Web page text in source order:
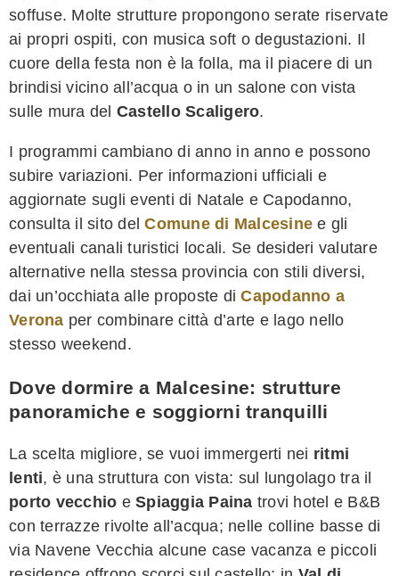
soffuse. Molte strutture propongono serate riservate
ai propri ospiti, con musica soft o degustazioni. Il
cuore della festa non è la folla, ma il piacere di un
brindisi vicino all’acqua o in un salone con vista
sulle mura del Castello Scaligero.
I programmi cambiano di anno in anno e possono
subire variazioni. Per informazioni ufficiali e
aggiornate sugli eventi di Natale e Capodanno,
consulta il sito delComune di Malcesine e gli
eventuali canali turistici locali. Se desideri valutare
alternative nella stessa provincia con stili diversi,
dai un’occhiata alle proposte diCapodanno a
Verona per combinare città d’arte e lago nello
stesso weekend.
Dove dormire a Malcesine: strutture
panoramiche e soggiorni tranquilli
La scelta migliore, se vuoi immergerti nei ritmi
lenti, è una struttura con vista: sul lungolago tra il
porto vecchio e Spiaggia Paina trovi hotel e B&B
con terrazze rivolte all’acqua; nelle colline basse di
via Navene Vecchia alcune case vacanza e piccoli